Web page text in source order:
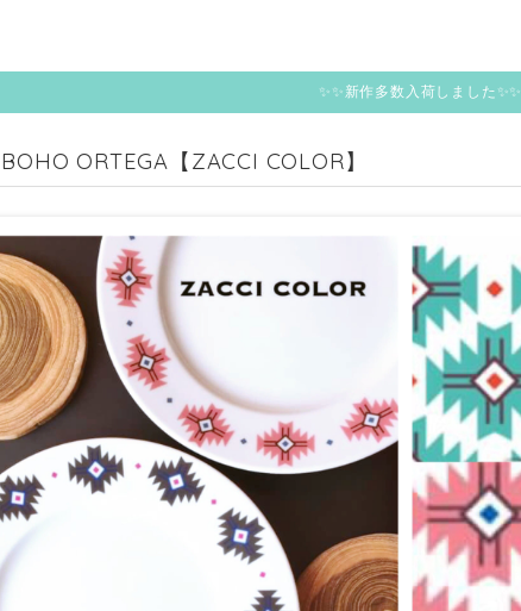
✨✨新作多数入荷しました✨✨
ORTEGA【ZACCI COLOR】